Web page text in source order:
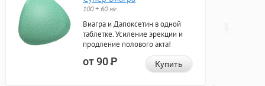
100 + 60 мг
Виагра и Дапоксетин в одной
таблетке. Усиление эрекции и
продление полового акта!
от 90Р Купить